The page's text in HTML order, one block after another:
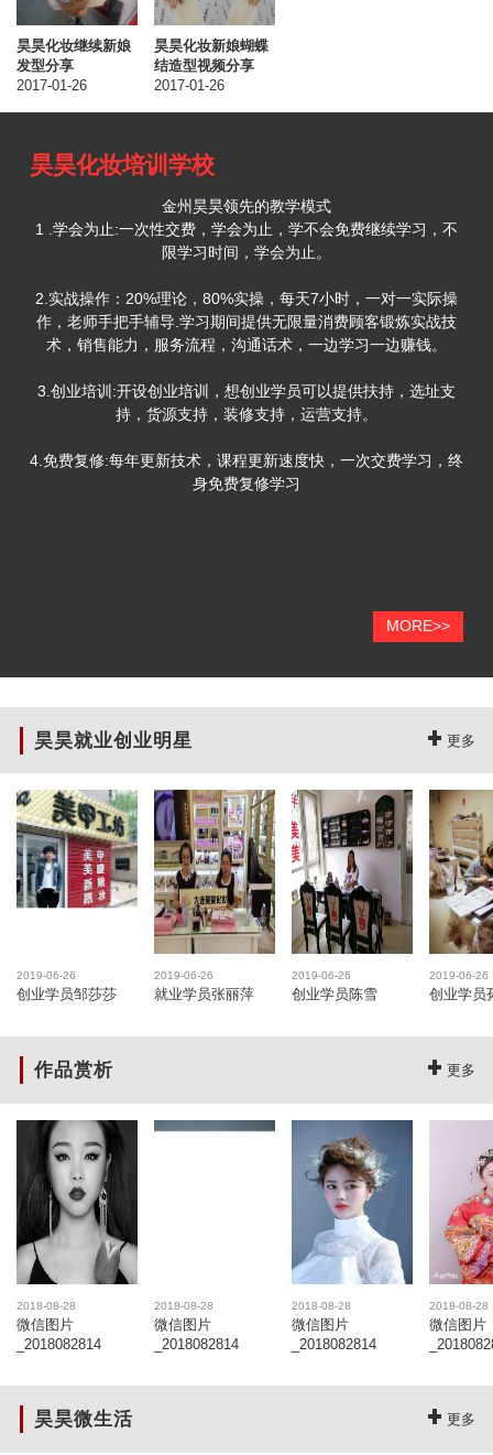
昊昊化妆继续新娘
发型分享
2017-01-26
昊昊化妆新娘蝴蝶
结造型视频分享
2017-01-26
昊昊化妆培训学校
金州昊昊领先的教学模式
1 .学会为止:一次性交费，学会为止，学不会免费继续学习，不
限学习时间，学会为止。
2.实战操作：20%理论，80%实操，每天7小时，一对一实际操
作，老师手把手辅导.学习期间提供无限量消费顾客锻炼实战技
术，销售能力，服务流程，沟通话术，一边学习一边赚钱。
3.创业培训:开设创业培训，想创业学员可以提供扶持，选址支
持，货源支持，装修支持，运营支持。
4.免费复修:每年更新技术，课程更新速度快，一次交费学习，终
身免费复修学习
MORE>>
昊昊就业创业明星 更多
2019-06-26
创业学员邹莎莎
2019-06-26
就业学员张丽萍
2019-06-26
创业学员陈雪
2019-06-26
创业学员
作品赏析 更多
2018-08-28
微信图片
_2018082814
2018-08-28
微信图片
_2018082814
2018-08-28
微信图片
_2018082814
2018-08-28
微信图片
昊昊微生活 更多